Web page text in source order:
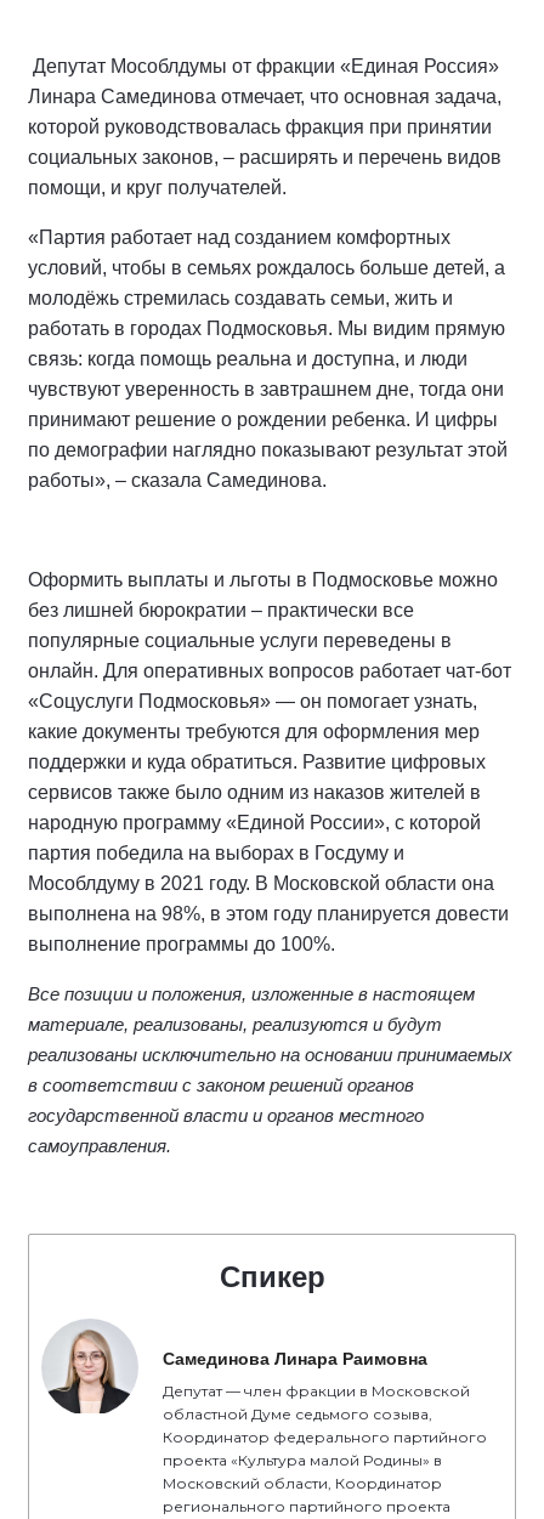
Депутат Мособлдумы от фракции «Единая Россия»
Линара Самединова отмечает, что основная задача,
которой руководствовалась фракция при принятии
социальных законов, – расширять и перечень видов
помощи, и круг получателей.
«Партия работает над созданием комфортных
условий, чтобы в семьях рождалось больше детей, а
молодёжь стремилась создавать семьи, жить и
работать в городах Подмосковья. Мы видим прямую
связь: когда помощь реальна и доступна, и люди
чувствуют уверенность в завтрашнем дне, тогда они
принимают решение о рождении ребенка. И цифры
по демографии наглядно показывают результат этой
работы», – сказала Самединова.
Оформить выплаты и льготы в Подмосковье можно
без лишней бюрократии – практически все
популярные социальные услуги переведены в
онлайн. Для оперативных вопросов работает чат-бот
«Соцуслуги Подмосковья» — он помогает узнать,
какие документы требуются для оформления мер
поддержки и куда обратиться. Развитие цифровых
сервисов также было одним из наказов жителей в
народную программу «Единой России», с которой
партия победила на выборах в Госдуму и
Мособлдуму в 2021 году. В Московской области она
выполнена на 98%, в этом году планируется довести
выполнение программы до 100%.
Все позиции и положения, изложенные в настоящем
материале, реализованы, реализуются и будут
реализованы исключительно на основании принимаемых
в соответствии с законом решений органов
государственной власти и органов местного
самоуправления.
Спикер
Самединова Линара Раимовна
Депутат — член фракции в Московской
областной Думе седьмого созыва,
Координатор федерального партийного
проекта «Культура малой Родины» в
Московский области, Координатор
регионального партийного проекта